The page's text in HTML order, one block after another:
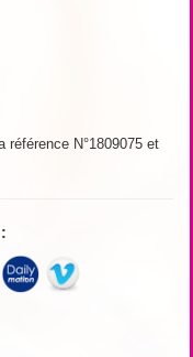
référence N°1809075 et